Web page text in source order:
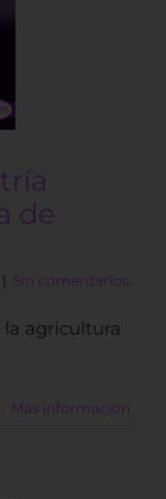
de
| Sin comentarios
agricultura
Más información